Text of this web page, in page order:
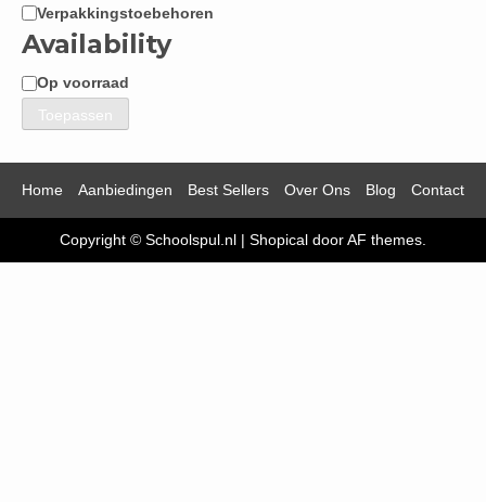
Verpakkingstoebehoren
Availability
Beschikbaarheid
Op voorraad
Toepassen
Home Aanbiedingen Best Sellers Over Ons Blog Contact
Copyright © Schoolspul.nl | Shopical door AF themes.